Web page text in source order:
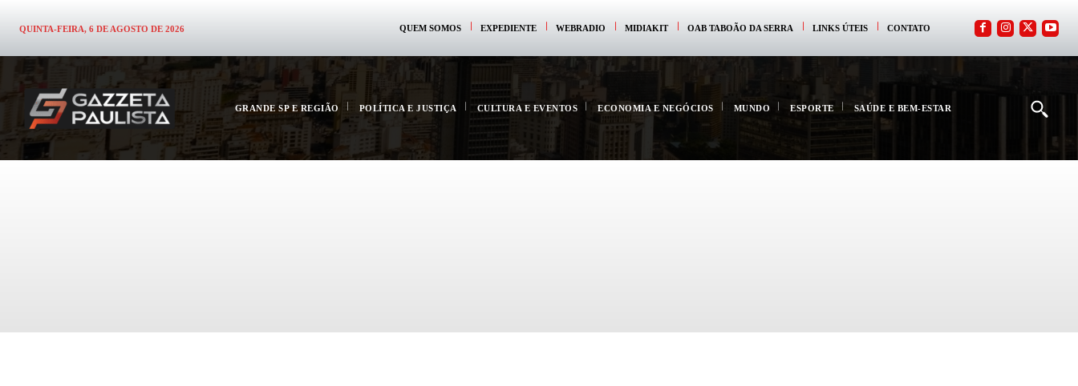
QUINTA-FEIRA, 6 DE AGOSTO DE 2026 QUEM SOMOS EXPEDIENTE WEBRADIO MIDIAKIT OAB TABOÃO DA SERRA LINKS ÚTEIS CONTATO
GRANDE SP E REGIÃO POLÍTICA E JUSTIÇA CULTURA E EVENTOS ECONOMIA E NEGÓCIOS MUNDO ESPORTE SAÚDE E BEM-ESTAR